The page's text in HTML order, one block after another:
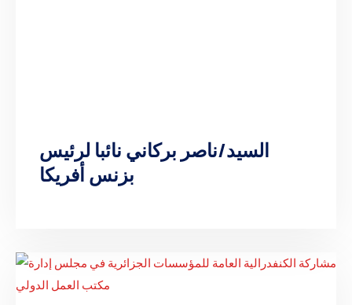
السيد/ناصر بركاني نائبا لرئيس
بزنس أفريكا